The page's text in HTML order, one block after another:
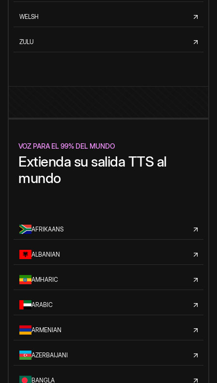
WELSH
ZULU
VOZ PARA EL 99% DEL MUNDO
Extienda su salida TTS al
mundo
AFRIKAANS
ALBANIAN
AMHARIC
ARABIC
ARMENIAN
AZERBAIJANI
BANGLA